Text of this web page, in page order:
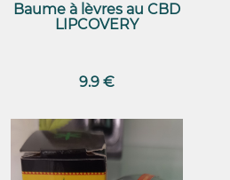
Baume à lèvres au CBD
LIPCOVERY
9.9 €